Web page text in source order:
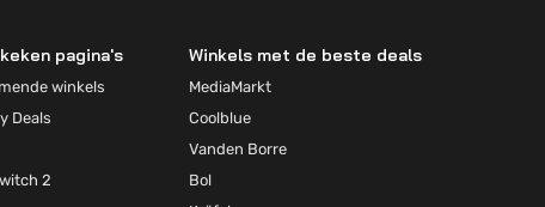
pagina's
winkels
Deals
2
Winkels met de beste deals
MediaMarkt
Coolblue
Vanden Borre
Bol